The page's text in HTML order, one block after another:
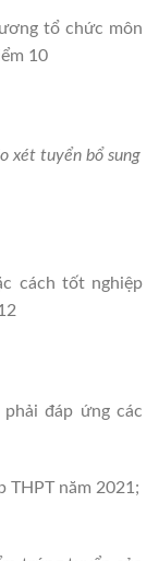
tổ chức môn
10
xét tuyển bổ sung
cách tốt nghiệp
đáp ứng các
THPT năm 2021;